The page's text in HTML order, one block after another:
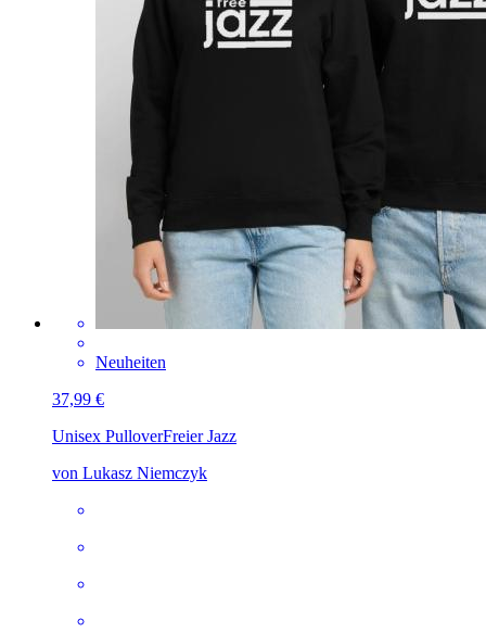
Neuheiten
37,99 €
Unisex PulloverFreier Jazz
von Lukasz Niemczyk